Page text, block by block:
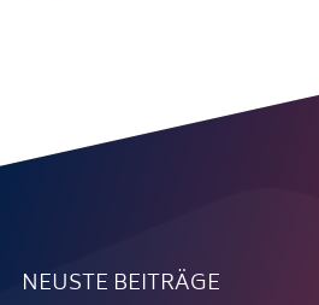
NEUSTE BEITRÄGE